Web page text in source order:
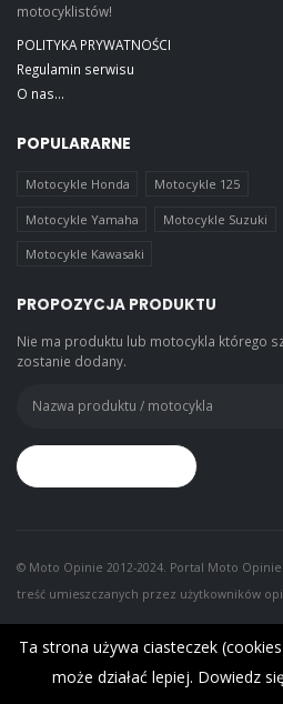
motocyklistów!
POLITYKA PRYWATNOŚCI
Regulamin serwisu
O nas...
POPULARARNE
Motocykle Honda Motocykle 125
Motocykle Yamaha Motocykle Suzuki
Motocykle Kawasaki
PROPOZYCJA PRODUKTU
Nie ma produktu lub motocykla którego
zostanie dodany.
© Moto Opinie 2012-2024. Portal Moto
treść umieszczanych przez użytkowników
Ta strona używa ciasteczek
może działać lepiej. Dowiedz